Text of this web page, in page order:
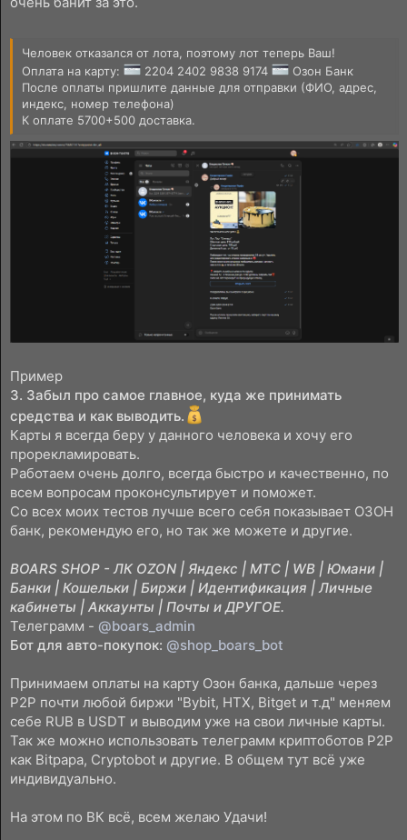
Человек отказался от лота, поэтому лот теперь Ваш!
Оплата на карту:
2204 2402 9838 9174
Озон Банк
После оплаты пришлите данные для отправки (ФИО, адрес,
индекс, номер телефона)
К оплате 5700+500 доставка.
Пример
3. Забыл про самое главное, куда же принимать
средства и как выводить.
Карты я всегда беру у данного человека и хочу его
прорекламировать.
Работаем очень долго, всегда быстро и качественно, по
всем вопросам проконсультирует и поможет.
Со всех моих тестов лучше всего себя показывает ОЗОН
банк, рекомендую его, но так же можете и другие.
BOARS SHOP - ЛК OZON | Яндекс | МТС | WB | Юмани |
Банки | Кошельки | Биржи | Идентификация | Личные
кабинеты | Аккаунты | Почты и ДРУГОЕ.
Телеграмм - @boars_admin
Бот для авто-покупок: @shop_boars_bot
Принимаем оплаты на карту Озон банка, дальше через
P2P почти любой биржи "Bybit, HTX, Bitget и т.д" меняем
себе RUB в USDT и выводим уже на свои личные карты.
Так же можно использовать телеграмм криптоботов P2P
как Bitpapa, Cryptobot и другие. В общем тут всё уже
индивидуально.
На этом по ВК всё, всем желаю Удачи!